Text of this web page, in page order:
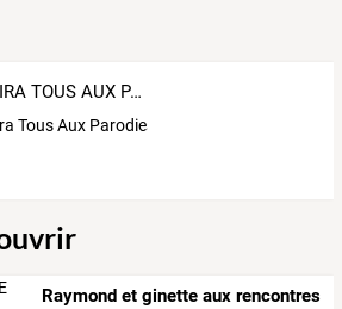
ON RIRA TOUS AUX PARODIES - LES PAPY BOOMERS
Tous Aux Parodies- Les Papy Boomers
Raymond et ginette aux rencontres